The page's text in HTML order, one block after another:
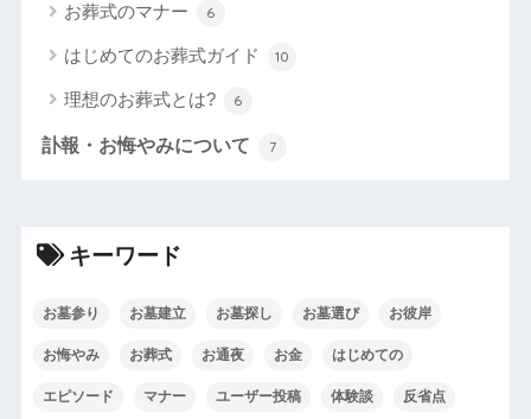
お葬式のマナー 6
はじめてのお葬式ガイド 10
理想のお葬式とは? 6
訃報・お悔やみについて 7
キーワード
お墓参り お墓建立 お墓探し お墓選び お彼岸
お悔やみ お葬式 お通夜 お金 はじめての
エピソード マナー ユーザー投稿 体験談 反省点